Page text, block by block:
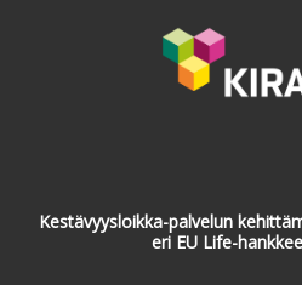
Kestävyysloikka-palvelun
eri EU Life-